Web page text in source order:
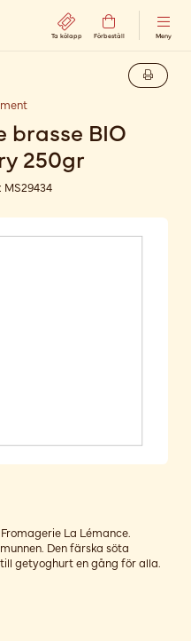
Ta kölapp Förbeställ Meny
brasse BIO
250gr
MS29434
La Lémance.
Den färska söta
getyoghurt en gång för alla.